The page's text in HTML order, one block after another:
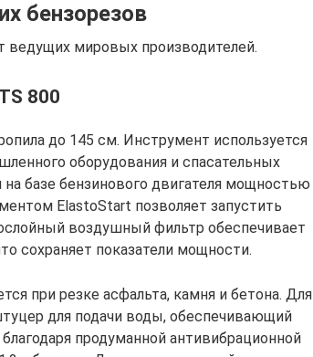
бензорезов
ведущих мировых производителей.
800
до 145 см. Инструмент используется
оборудования и спасательных
базе бензинового двигателя мощностью
ElastoStart позволяет запустить
воздушный фильтр обеспечивает
сохраняет показатели мощности.
при резке асфальта, камня и бетона. Для
для подачи воды, обеспечивающий
продуманной антивибрационной